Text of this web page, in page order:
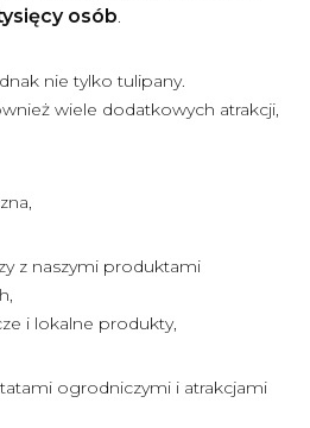
osób.
nie tylko tulipany.
wiele dodatkowych atrakcji,
z naszymi produktami
i lokalne produkty,
ogrodniczymi i atrakcjami